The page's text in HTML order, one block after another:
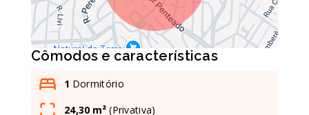
Cômodos e características
1 Dormitório
24,30 m² (Privativa)